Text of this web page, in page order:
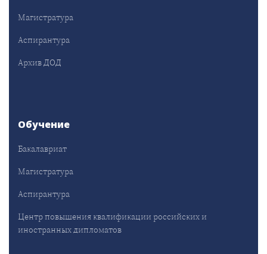
Магистратура
Аспирантура
Архив ДОД
Обучение
Бакалавриат
Магистратура
Аспирантура
Центр повышения квалификации российских и
иностранных дипломатов